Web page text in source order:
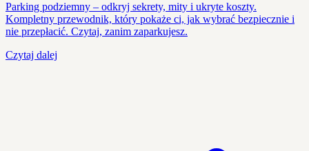
Parking podziemny – odkryj sekrety, mity i ukryte koszty.
Kompletny przewodnik, który pokaże ci, jak wybrać bezpiecznie i
nie przepłacić. Czytaj, zanim zaparkujesz.
Czytaj dalej